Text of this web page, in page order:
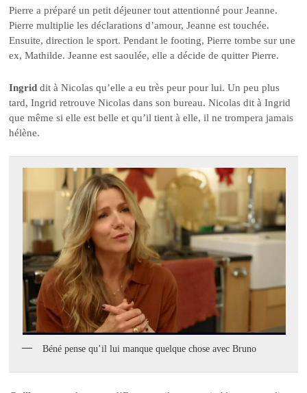
Pierre a préparé un petit déjeuner tout attentionné pour Jeanne.
Pierre multiplie les déclarations d’amour, Jeanne est touchée.
Ensuite, direction le sport. Pendant le footing, Pierre tombe sur une
ex, Mathilde. Jeanne est saoulée, elle a décide de quitter Pierre.
Ingrid dit à Nicolas qu’elle a eu très peur pour lui. Un peu plus
tard, Ingrid retrouve Nicolas dans son bureau. Nicolas dit à Ingrid
que même si elle est belle et qu’il tient à elle, il ne trompera jamais
hélène.
Béné pense qu’il lui manque quelque chose avec Bruno